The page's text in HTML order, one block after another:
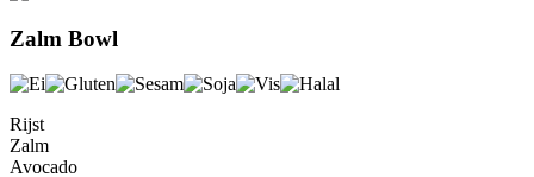
Zalm Bowl
Rijst
Zalm
Avocado